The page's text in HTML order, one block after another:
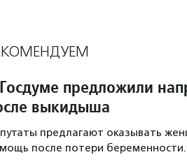
предложили
выкидыша
предлагают оказывать
после потери беременности.